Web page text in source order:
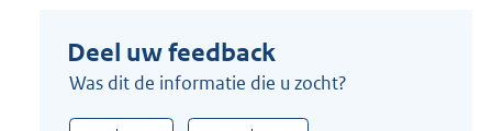
Deel uw feedback
Was dit de informatie die u zocht?